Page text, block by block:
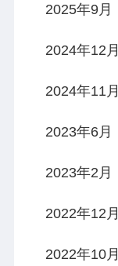
2025年9月
2024年12月
2024年11月
2023年6月
2023年2月
2022年12月
2022年10月